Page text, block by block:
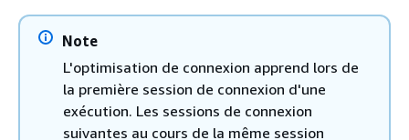
Note
L'optimisation de connexion apprend lors de
la première session de connexion d'une
exécution. Les sessions de connexion
suivantes au cours de la même session